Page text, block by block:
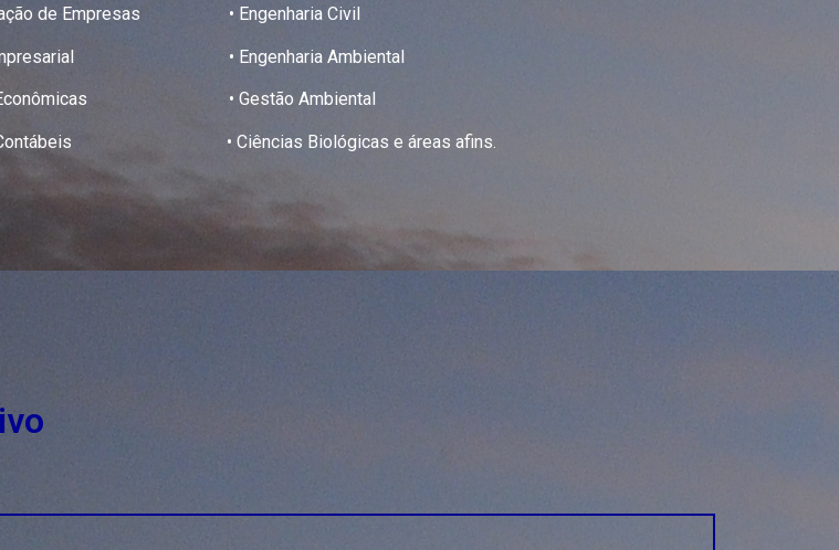
de Empresas • Engenharia Civil
Empresarial • Engenharia Ambiental
Econômicas • Gestão Ambiental
Contábeis • Ciências Biológicas e áreas afins.